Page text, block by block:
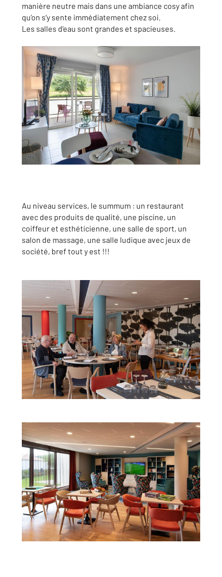
manière neutre mais dans une ambiance cosy afin
qu’on s’y sente immédiatement chez soi.
Les salles d’eau sont grandes et spacieuses.
Au niveau services, le summum : un restaurant
avec des produits de qualité, une piscine, un
coiffeur et esthéticienne, une salle de sport, un
salon de massage, une salle ludique avec jeux de
société, bref tout y est !!!